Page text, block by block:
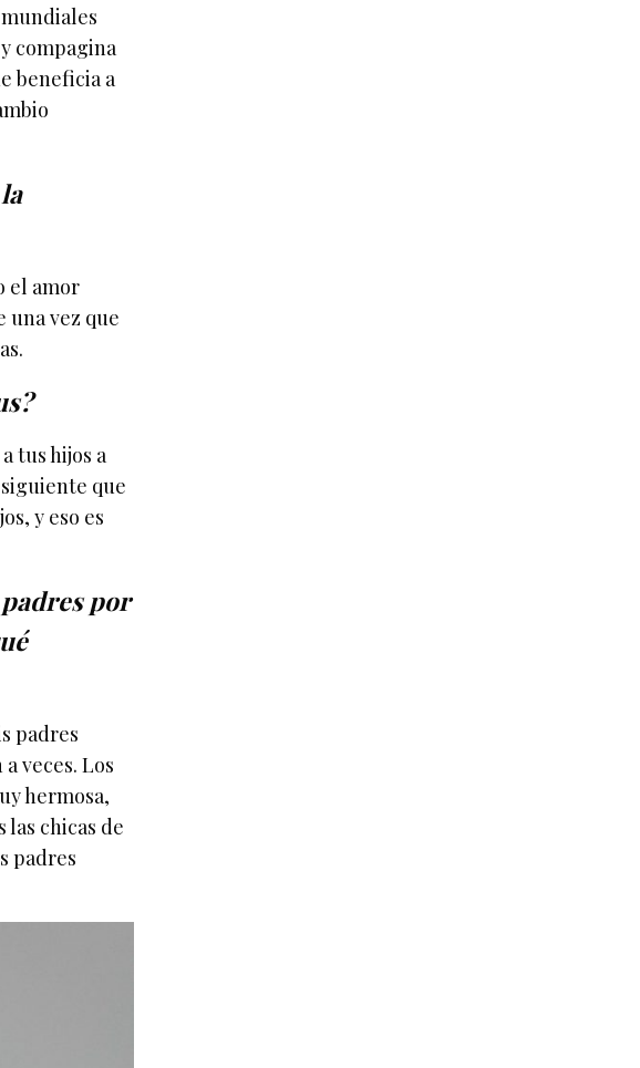
compagina
beneficia a
el amor
una vez que
tus hijos a
que
y eso es
por
padres
veces. Los
hermosa,
las chicas de
padres